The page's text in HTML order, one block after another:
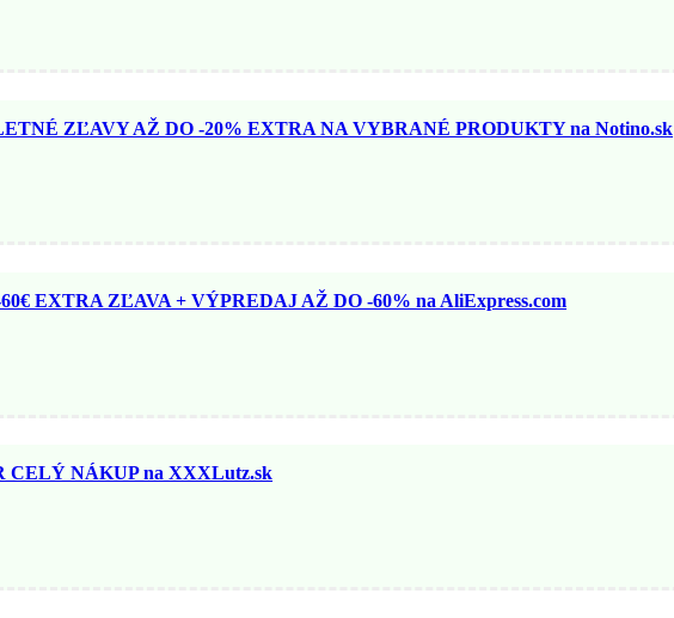
ZĽAVY AŽ DO -20% EXTRA NA VYBRANÉ PRODUKTY na Notino.sk
EXTRA ZĽAVA + VÝPREDAJ AŽ DO -60% na AliExpress.com
NÁKUP na XXXLutz.sk